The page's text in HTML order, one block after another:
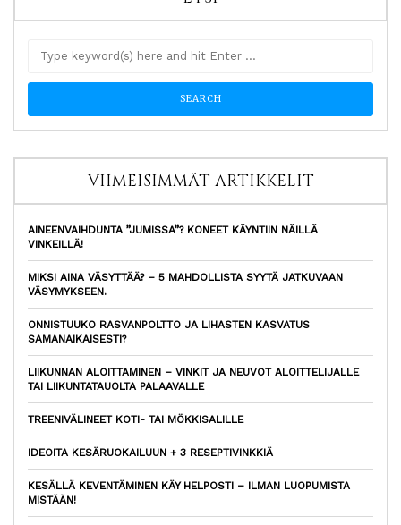
VIIMEISIMMÄT ARTIKKELIT
AINEENVAIHDUNTA ”JUMISSA”? KONEET KÄYNTIIN NÄILLÄ
VINKEILLÄ!
MIKSI AINA VÄSYTTÄÄ? – 5 MAHDOLLISTA SYYTÄ JATKUVAAN
VÄSYMYKSEEN.
ONNISTUUKO RASVANPOLTTO JA LIHASTEN KASVATUS
SAMANAIKAISESTI?
LIIKUNNAN ALOITTAMINEN – VINKIT JA NEUVOT ALOITTELIJALLE
TAI LIIKUNTATAUOLTA PALAAVALLE
TREENIVÄLINEET KOTI- TAI MÖKKISALILLE
IDEOITA KESÄRUOKAILUUN + 3 RESEPTIVINKKIÄ
KESÄLLÄ KEVENTÄMINEN KÄY HELPOSTI – ILMAN LUOPUMISTA
MISTÄÄN!